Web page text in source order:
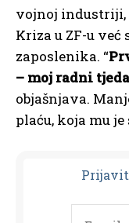
vojnoj industriji,
Kriza u ZF-u već
zaposlenika. “
– moj radni
objašnjava.
plaću, koja mu je
Prijavit